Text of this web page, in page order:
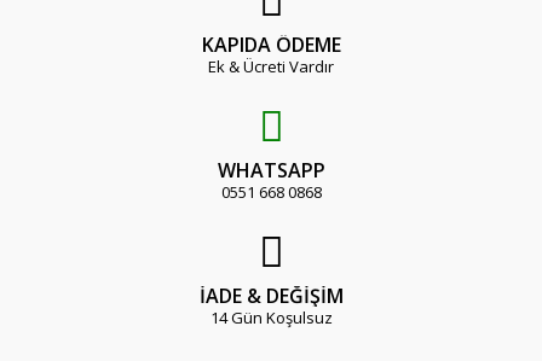
KAPIDA ÖDEME
Ek & Ücreti Vardır
WHATSAPP
0551 668 0868
İADE & DEĞİŞİM
14 Gün Koşulsuz